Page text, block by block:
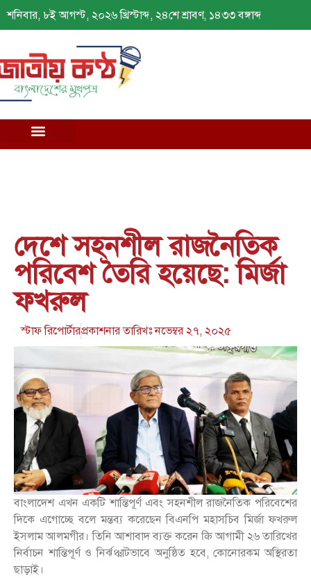
শনিবার, ৮ই আগস্ট, ২০২৬ খ্রিস্টাব্দ, ২৪শে শ্রাবণ, ১৪৩৩ বঙ্গাব্দ
দেশে সহনশীল রাজনৈতিক
পরিবেশ তৈরি হয়েছে: মির্জা
ফখরুল
স্টাফ রিপোর্টারপ্রকাশনার তারিখঃনভেম্বর ২৭, ২০২৫
বাংলাদেশ এখন একটি শান্তিপূর্ণ এবং সহনশীল রাজনৈতিক পরিবেশের
দিকে এগোচ্ছে বলে মন্তব্য করেছেন বিএনপি মহাসচিব মির্জা ফখরুল
ইসলাম আলমগীর। তিনি আশাবাদ ব্যক্ত করেন कि আগামী ২৬ তারিখের
নির্বাচন শান্তিপূর্ণ ও নির্ঝঞ্ঝাটভাবে অনুষ্ঠিত হবে, কোনোরকম অস্থিরতা
ছাড়াই।